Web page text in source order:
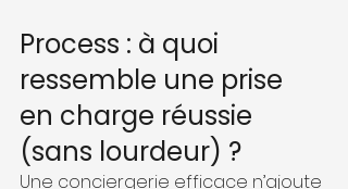
Process : à quoi
ressemble une prise
en charge réussie
(sans lourdeur) ?
Une conciergerie efficace n’ajoute